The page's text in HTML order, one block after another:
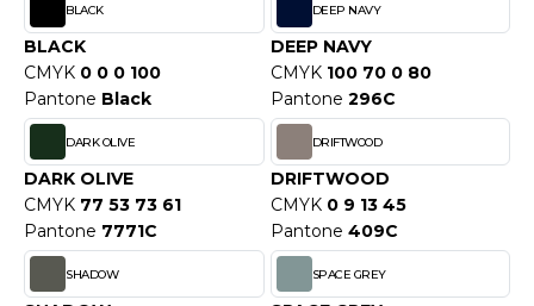
UND JACKEN
COOL
HOODS
T'S
BLACK
BLACK
CMYK 0 0 0 100
Pantone Black
DEEP NAVY
DEEP NAVY
CMYK 100 70 0 80
Pantone 296C
DARK OLIVE
DARK OLIVE
CMYK 77 53 73 61
Pantone 7771C
DRIFTWOOD
DRIFTWOOD
CMYK 0 9 13 45
Pantone 409C
SHADOW SPACE GREY